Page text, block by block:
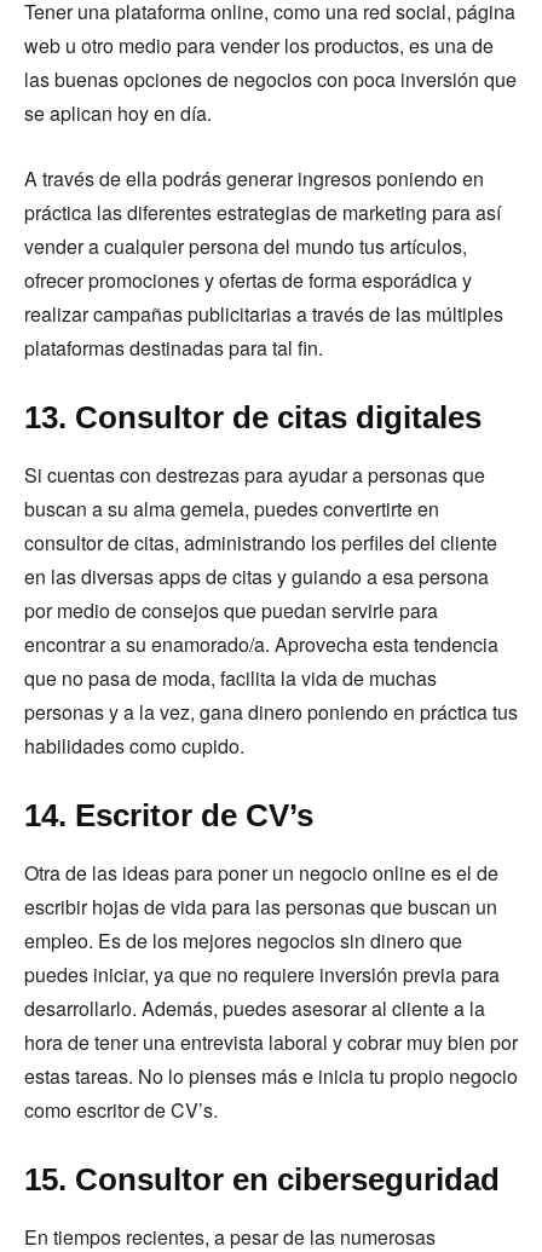
Tener una plataforma online, como una red social, página
web u otro medio para vender los productos, es una de
las buenas opciones de negocios con poca inversión que
se aplican hoy en día.
A través de ella podrás generar ingresos poniendo en
práctica las diferentes estrategias de marketing para así
vender a cualquier persona del mundo tus artículos,
ofrecer promociones y ofertas de forma esporádica y
realizar campañas publicitarias a través de las múltiples
plataformas destinadas para tal fin.
13. Consultor de citas digitales
Si cuentas con destrezas para ayudar a personas que
buscan a su alma gemela, puedes convertirte en
consultor de citas, administrando los perfiles del cliente
en las diversas apps de citas y guiando a esa persona
por medio de consejos que puedan servirle para
encontrar a su enamorado/a. Aprovecha esta tendencia
que no pasa de moda, facilita la vida de muchas
personas y a la vez, gana dinero poniendo en práctica tus
habilidades como cupido.
14. Escritor de CV’s
Otra de las ideas para poner un negocio online es el de
escribir hojas de vida para las personas que buscan un
empleo. Es de los mejores negocios sin dinero que
puedes iniciar, ya que no requiere inversión previa para
desarrollarlo. Además, puedes asesorar al cliente a la
hora de tener una entrevista laboral y cobrar muy bien por
estas tareas. No lo pienses más e inicia tu propio negocio
como escritor de CV’s.
15. Consultor en ciberseguridad
En tiempos recientes, a pesar de las numerosas